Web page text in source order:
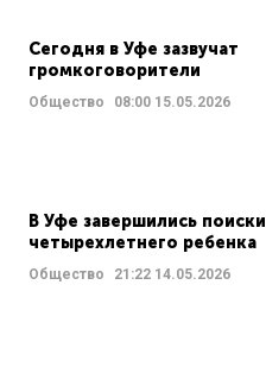
Сегодня в Уфе зазвучат
громкоговорители
Общество 08:00 15.05.2026
В Уфе завершились поиски
четырехлетнего ребенка
Общество 21:22 14.05.2026